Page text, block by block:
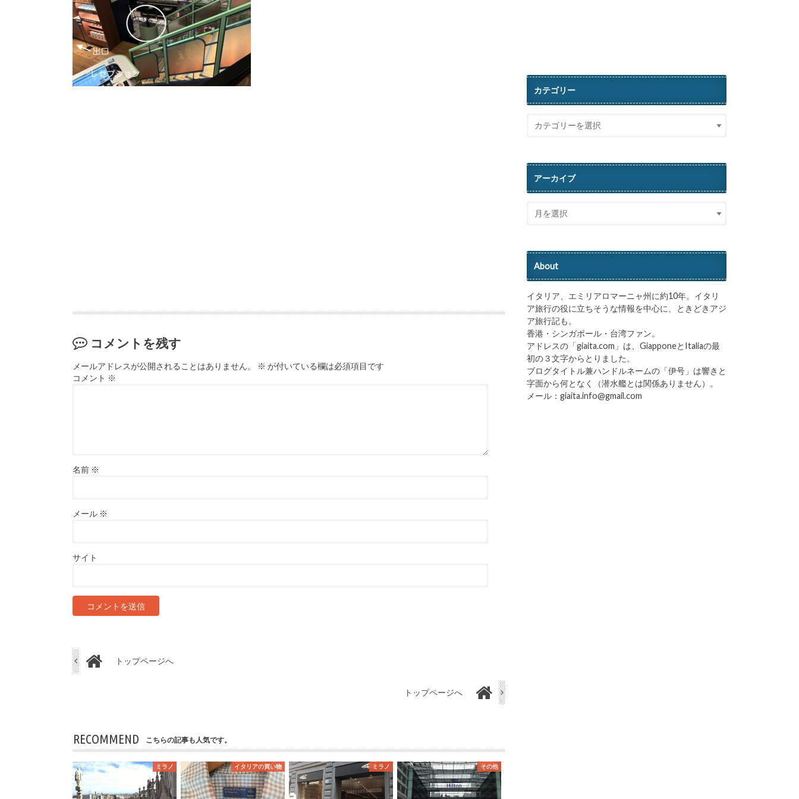
コメントを残す
メールアドレスが公開されることはありません。 ※ が付いている欄は必須項目です
コメント ※
名前 ※
メール ※
サイト
トップページへ
トップページへ
RECOMMEND こちらの記事も人気です。
ミラノ イタリアの買い物 ミラノ その他
カテゴリー
アーカイブ
About
イタリア、エミリアロマーニャ州に約10年。イタリ
ア旅行の役に立ちそうな情報を中心に、ときどきアジ
ア旅行記も。
香港・シンガポール・台湾ファン。
アドレスの「giaita.com」は、GiapponeとItaliaの最
初の３文字からとりました。
ブログタイトル兼ハンドルネームの「伊号」は響きと
字面から何となく（潜水艦とは関係ありません）。
メール：giaita.info@gmail.com